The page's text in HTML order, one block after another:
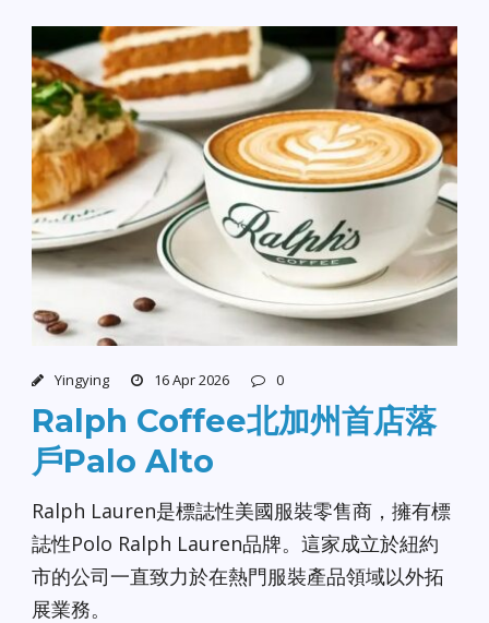
Yingying 16 Apr 2026 0
Ralph Coffee北加州首店落
戶Palo Alto
Ralph Lauren是標誌性美國服裝零售商，擁有標
誌性Polo Ralph Lauren品牌。這家成立於紐約
市的公司一直致力於在熱門服裝產品領域以外拓
展業務。